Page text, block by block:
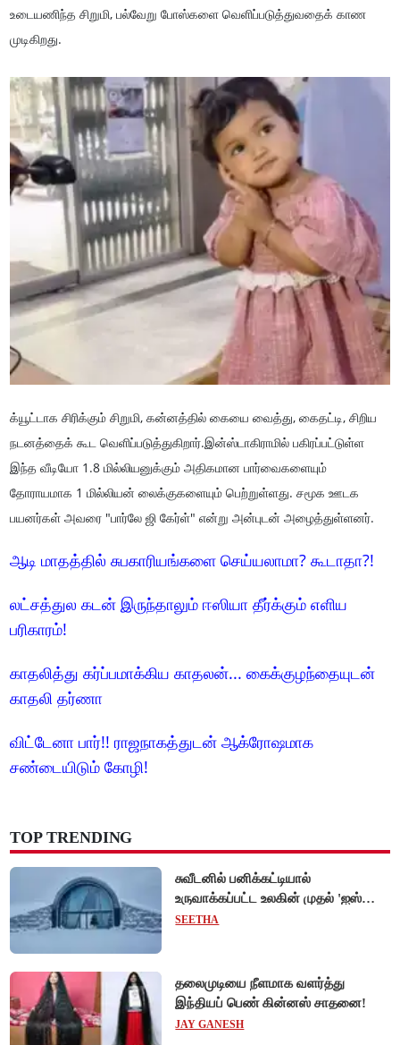
உடையணிந்த சிறுமி, பல்வேறு போஸ்களை வெளிப்படுத்துவதைக் காண
முடிகிறது.
க்யூட்டாக சிரிக்கும் சிறுமி, கன்னத்தில் கையை வைத்து, கைதட்டி, சிறிய
நடனத்தைக் கூட வெளிப்படுத்துகிறார்.இன்ஸ்டாகிராமில் பகிரப்பட்டுள்ள
இந்த வீடியோ 1.8 மில்லியனுக்கும் அதிகமான பார்வைகளையும்
தோராயமாக 1 மில்லியன் லைக்குகளையும் பெற்றுள்ளது. சமூக ஊடக
பயனர்கள் அவரை "பார்லே ஜி கேர்ள்" என்று அன்புடன் அழைத்துள்ளனர்.
ஆடி மாதத்தில் சுபகாரியங்களை செய்யலாமா? கூடாதா?!
லட்சத்துல கடன் இருந்தாலும் ஈஸியா தீர்க்கும் எளிய
பரிகாரம்!
காதலித்து கர்ப்பமாக்கிய காதலன்... கைக்குழந்தையுடன்
காதலி தர்ணா
விட்டேனா பார்!! ராஜநாகத்துடன் ஆக்ரோஷமாக
சண்டையிடும் கோழி!
TOP TRENDING
சுவீடனில் பனிக்கட்டியால்
உருவாக்கப்பட்ட உலகின் முதல் 'ஐஸ்
ஓட்டல்'!
SEETHA
தலைமுடியை நீளமாக வளர்த்து
இந்தியப் பெண் கின்னஸ் சாதனை!
JAY GANESH